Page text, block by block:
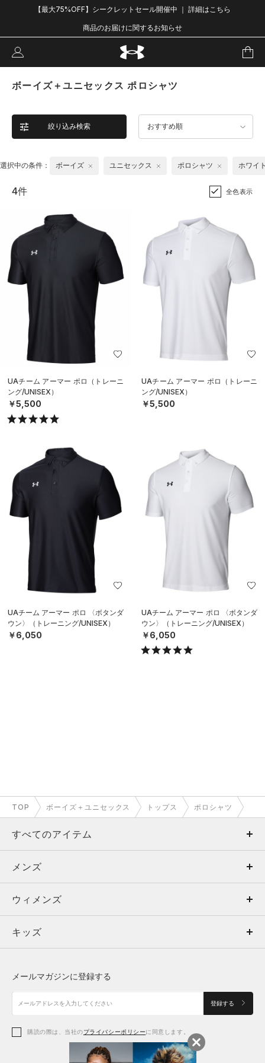
【最大75%OFF】シークレットセール開催中 ｜ 詳細はこちら
商品のお届けに関するお知らせ
ボーイズ＋ユニセックス ポロシャツ
絞り込み検索 おすすめ順
選択中の条件： ボーイズ ユニセックス ポロシャツ ホワイ
4件 全色表示
UAチーム アーマー ポロ（トレーニ
ング/UNISEX）
￥5,500
UAチーム アーマー ポロ（トレーニ
ング/UNISEX）
￥5,500
UAチーム アーマー ポロ 〈ボタンダ
ウン〉（トレーニング/UNISEX）
￥6,050
UAチーム アーマー ポロ 〈ボタンダ
ウン〉（トレーニング/UNISEX）
￥6,050
TOP ボーイズ＋ユニセックス トップス ポロシャツ
すべてのアイテム
メンズ
ウィメンズ
キッズ
アクセサリー
メンズ
トップス
ボトムス
アクセサリー
ウィメンズ
トップス
シューズ
アクセサリー
キッズ
シューズ
メールマガジンに登録する
登録する
購読の際は、当社のプライバシーポリシーに同意します。